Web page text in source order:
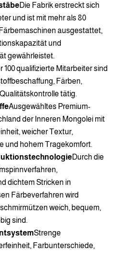
Die Fabrik erstreckt sich
und ist mit mehr als 80
ausgestattet,
und
gewährleistet.
100 qualifizierte Mitarbeiter sind
Färben,
tätig.
Ausgewähltes Premium-
der Inneren Mongolei mit
weicher Textur,
und hohem Tragekomfort.
Durch die
dichtem Stricken in
Färbeverfahren wird
weich, bequem,
sind.
Strenge
Farbunterschiede,